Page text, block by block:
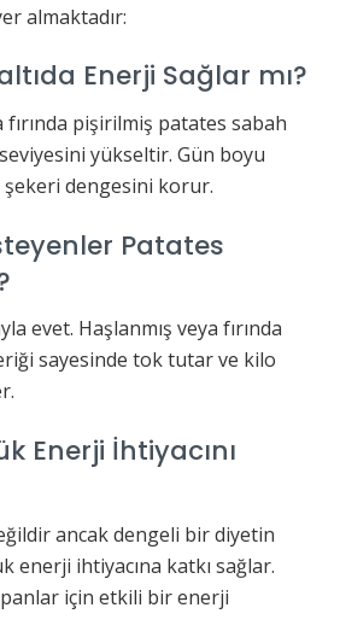
almaktadır:
Enerji Sağlar mı?
fırında pişirilmiş patates sabah
yükseltir. Gün boyu
dengesini korur.
Patates
evet. Haşlanmış veya fırında
sayesinde tok tutar ve kilo
Enerji İhtiyacını
ancak dengeli bir diyetin
enerji ihtiyacına katkı sağlar.
için etkili bir enerji